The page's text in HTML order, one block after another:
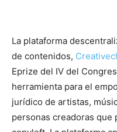
La plataforma
de contenidos,
Eprize del IV del
herramienta para el
jurídico de artistas,
personas creadoras que